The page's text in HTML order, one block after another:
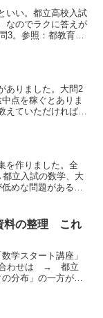
いい。都立高校入試
なのでラクに答えが
3。参照：都教育委
ありました。大問2
点を稼ぐとありま
ていただければ幸
を作りました。全
立入試の数学、大
めな問題がある。
料の整理 これ
学スタート講座」
合わせは → 都立
分布」の一方が出